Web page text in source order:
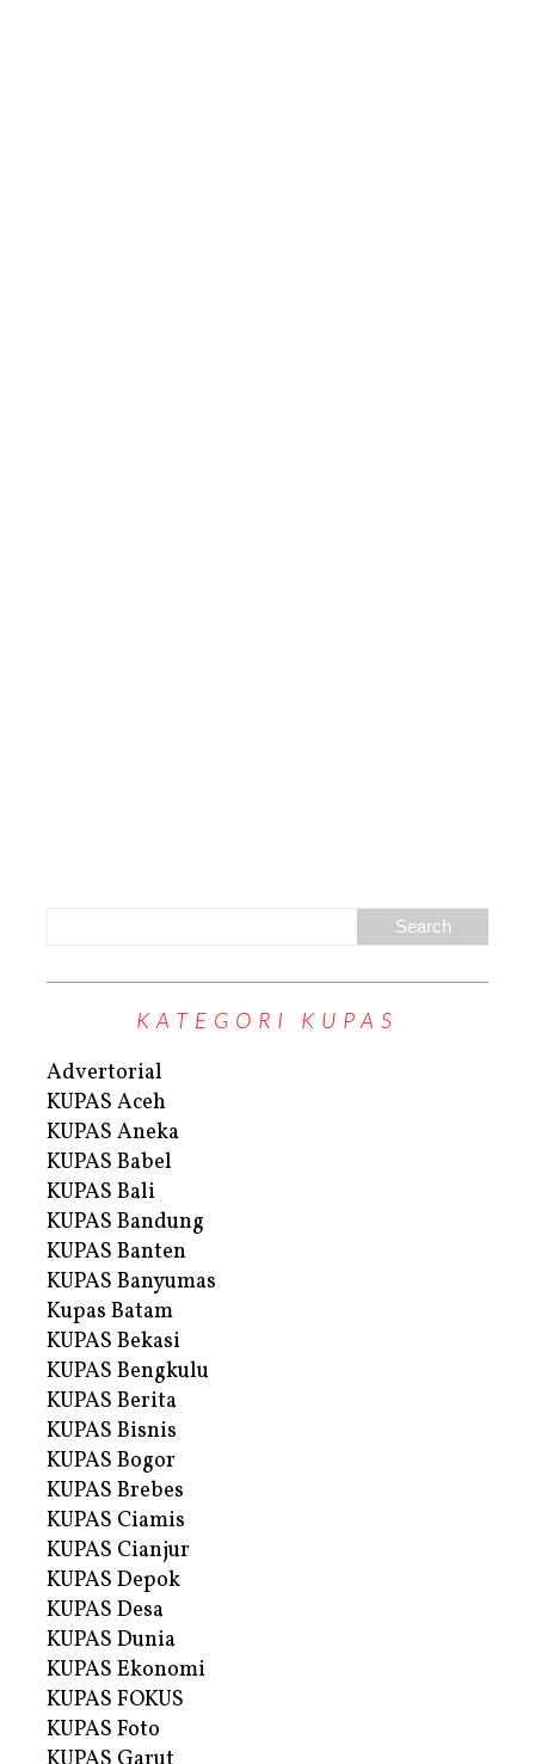
KATEGORI KUPAS
Advertorial
KUPAS Aceh
KUPAS Aneka
KUPAS Babel
KUPAS Bali
KUPAS Bandung
KUPAS Banten
KUPAS Banyumas
Kupas Batam
KUPAS Bekasi
KUPAS Bengkulu
KUPAS Berita
KUPAS Bisnis
KUPAS Bogor
KUPAS Brebes
KUPAS Ciamis
KUPAS Cianjur
KUPAS Depok
KUPAS Desa
KUPAS Dunia
KUPAS Ekonomi
KUPAS FOKUS
KUPAS Foto